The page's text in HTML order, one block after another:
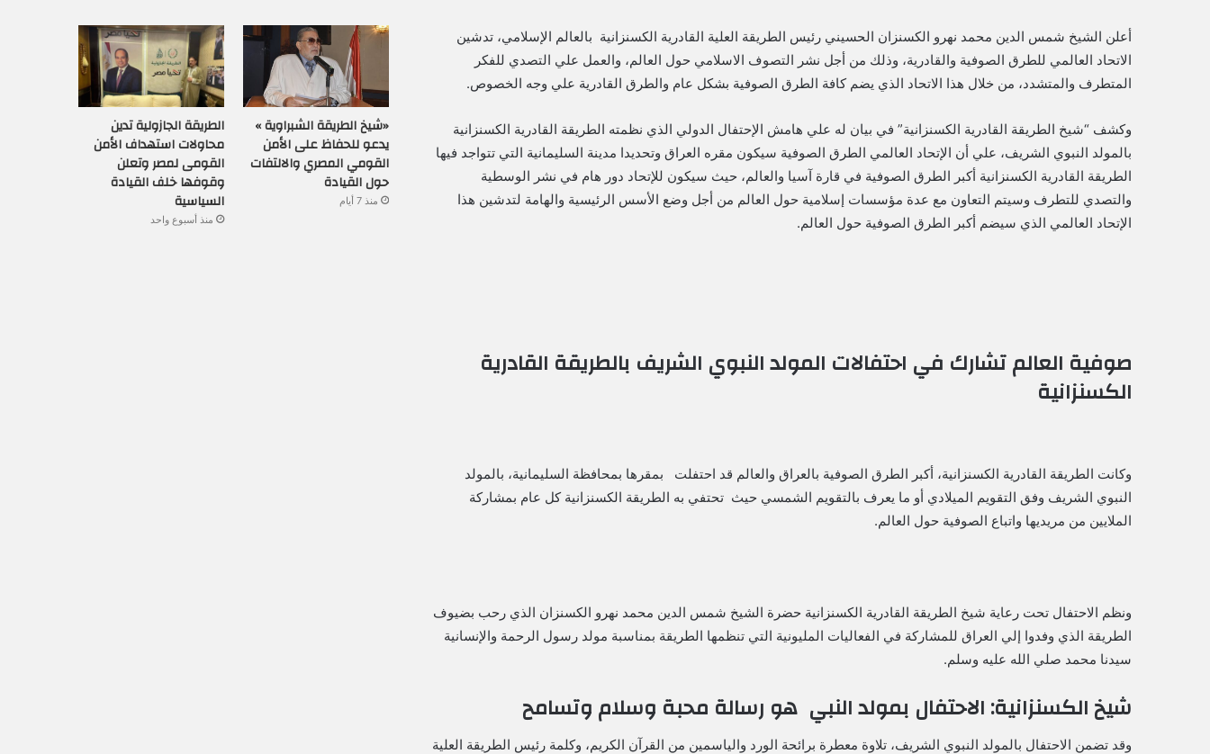
أعلن الشيخ شمس الدين محمد نهرو الكسنزان الحسيني رئيس الطريقة العلية القادرية الكسنزانية بالعالم الإسلامي، تدشين
الاتحاد العالمي للطرق الصوفية والقادرية، وذلك من أجل نشر التصوف الاسلامي حول العالم، والعمل علي التصدي للفكر
المتطرف والمتشدد، من خلال هذا الاتحاد الذي يضم كافة الطرق الصوفية بشكل عام والطرق القادرية علي وجه الخصوص.
وكشف “شيخ الطريقة القادرية الكسنزانية” في بيان له علي هامش الإحتفال الدولي الذي نظمته الطريقة القادرية الكسنزانية
بالمولد النبوي الشريف، علي أن الإتحاد العالمي الطرق الصوفية سيكون مقره العراق وتحديدا مدينة السليمانية التي تتواجد فيها
الطريقة القادرية الكسنزانية أكبر الطرق الصوفية في قارة آسيا والعالم، حيث سيكون للإتحاد دور هام في نشر الوسطية
والتصدي للتطرف وسيتم التعاون مع عدة مؤسسات إسلامية حول العالم من أجل وضع الأسس الرئيسية والهامة لتدشين هذا
الإتحاد العالمي الذي سيضم أكبر الطرق الصوفية حول العالم.
صوفية العالم تشارك في احتفالات المولد النبوي الشريف بالطريقة القادرية
الكسنزانية
وكانت الطريقة القادرية الكسنزانية، أكبر الطرق الصوفية بالعراق والعالم قد احتفلت بمقرها بمحافظة السليمانية، بالمولد
النبوي الشريف وفق التقويم الميلادي أو ما يعرف بالتقويم الشمسي حيث تحتفي به الطريقة الكسنزانية كل عام بمشاركة
الملايين من مريديها واتباع الصوفية حول العالم.
ونظم الاحتفال تحت رعاية شيخ الطريقة القادرية الكسنزانية حضرة الشيخ شمس الدين محمد نهرو الكسنزان الذي رحب بضيوف
الطريقة الذي وفدوا إلي العراق للمشاركة في الفعاليات المليونية التي تنظمها الطريقة بمناسبة مولد رسول الرحمة والإنسانية
سيدنا محمد صلي الله عليه وسلم.
شيخ الكسنزانية: الاحتفال بمولد النبي هو رسالة محبة وسلام وتسامح
وقد تضمن الاحتفال بالمولد النبوي الشريف، تلاوة معطرة برائحة الورد والياسمين من القرآن الكريم، وكلمة رئيس الطريقة العلية
«شيخ الطريقة الشبراوية »
يدعو للحفاظ على الأمن
القومي المصري والالتفات
حول القيادة
منذ 7 أيام
الطريقة الجازولية تدين
محاولات استهداف الأمن
القومى لمصر وتعلن
وقوفها خلف القيادة
السياسية
منذ أسبوع واحد